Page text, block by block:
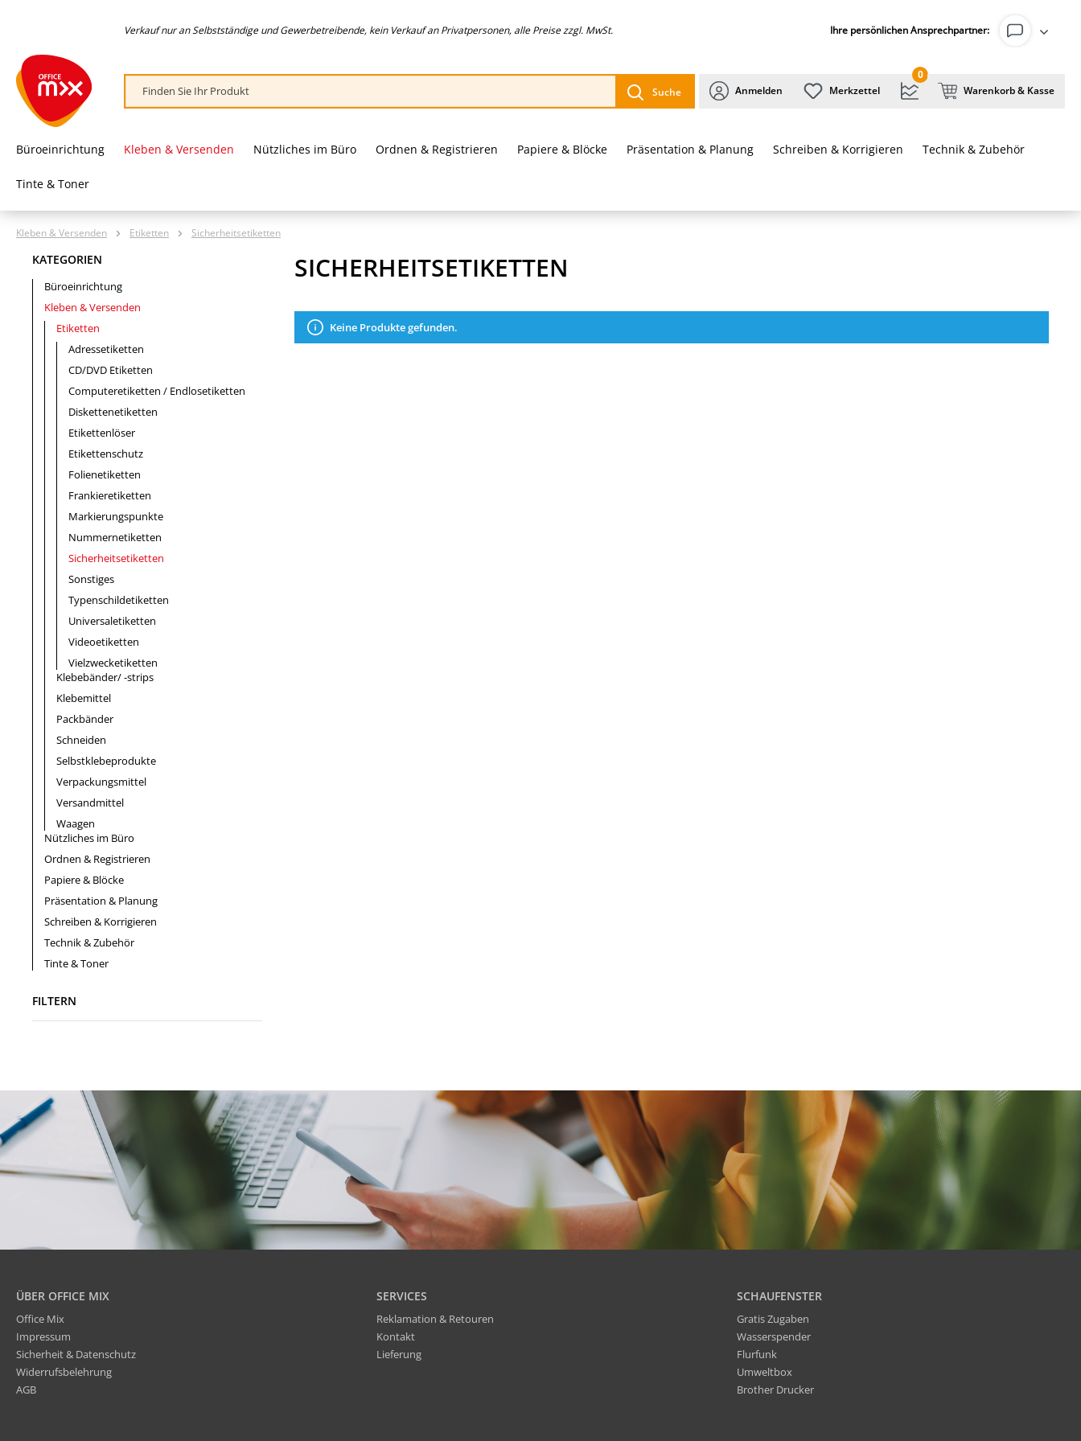
Verkauf nur an Selbstständige und Gewerbetreibende, kein Verkauf an Privatpersonen, alle Preise zzgl. MwSt. Ihre persönlichen Ansprechpartner:
Suche Anmelden Merkzettel
0
Warenkorb & Kasse
Büroeinrichtung Kleben & Versenden Nützliches im Büro Ordnen & Registrieren Papiere & Blöcke Präsentation & Planung Schreiben & Korrigieren Technik & Zubehör
Tinte & Toner
Kleben & Versenden Etiketten Sicherheitsetiketten
KATEGORIEN
Büroeinrichtung
Kleben & Versenden
Etiketten
Adressetiketten
CD/DVD Etiketten
Computeretiketten / Endlosetiketten
Diskettenetiketten
Etikettenlöser
Etikettenschutz
Folienetiketten
Frankieretiketten
Markierungspunkte
Nummernetiketten
Sicherheitsetiketten
Sonstiges
Typenschildetiketten
Universaletiketten
Videoetiketten
Vielzwecketiketten
Klebebänder/ -strips
Klebemittel
Packbänder
Schneiden
Selbstklebeprodukte
Verpackungsmittel
Versandmittel
Waagen
Nützliches im Büro
Ordnen & Registrieren
Papiere & Blöcke
Präsentation & Planung
Schreiben & Korrigieren
Technik & Zubehör
Tinte & Toner
FILTERN
SICHERHEITSETIKETTEN
Keine Produkte gefunden.
ÜBER OFFICE MIX
Office Mix
Impressum
Sicherheit & Datenschutz
Widerrufsbelehrung
AGB
SERVICES
Reklamation & Retouren
Kontakt
Lieferung
SCHAUFENSTER
Gratis Zugaben
Wasserspender
Flurfunk
Umweltbox
Brother Drucker